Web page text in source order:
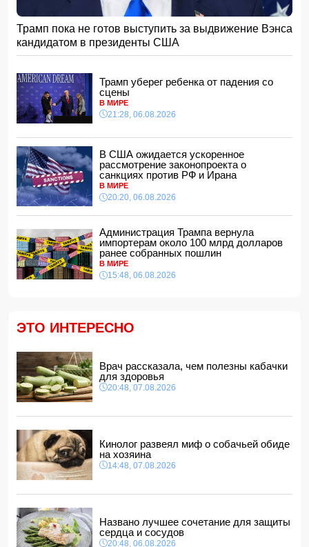
Алтай Байындыр продолжит карьеру в Ла Лиге
15:08, 07.08.2026
ВС РФ взяли под контроль Анискино в Харьковской
области
15:00, 07.08.2026
Кинолог развеял миф о собачьей обиде на хозяина
14:48, 07.08.2026
По делу Arzum 9999 назначена повторная комплексная
экспертиза
ЕС ввел новые санкции против России
14:34, 07.08.2026
Ужасающие подробности убийства мужа и жены в
Тертерском районе
14:28, 07.08.2026
14:14, 07.08.2026
Сына Абеля Магеррамова отозвали от должности посла
14:10, 07.08.2026
14:04, 07.08.2026
дипломатами
14:00, 07.08.2026
Прогноз погоды в Азербайджане на 8 августа
12:48, 07.08.2026
В Азербайджане ищут сотрудников с зарплатой до 10
12:40, 07.08.2026
Трамп пока не готов выступить за выдвижение Вэнса
кандидатом в президенты США
Трамп уберег ребенка от падения со
сцены
В МИРЕ
21:28, 06.08.2026
В США ожидается ускоренное
рассмотрение законопроекта о
санкциях против РФ и Ирана
В МИРЕ
20:20, 06.08.2026
Администрация Трампа вернула
импортерам около 100 млрд долларов
ранее собранных пошлин
В МИРЕ
15:48, 06.08.2026
ЭТО ИНТЕРЕСНО
Врач рассказала, чем полезны кабачки
для здоровья
20:48, 07.08.2026
Кинолог развеял миф о собачьей обиде
на хозяина
14:48, 07.08.2026
Названо лучшее сочетание для защиты
сердца и сосудов
20:48, 06.08.2026